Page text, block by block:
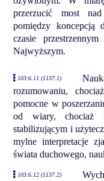
przerzucić most
pomiędzy koncepcją
czasie
Najwyższym.
103:6.11 (1137.1)
rozumowaniu,
pomocne w
od wiary, chociaż
stabilizującym i
mylne interpretacje
świata duchowego,
103:6.12 (1137.2)